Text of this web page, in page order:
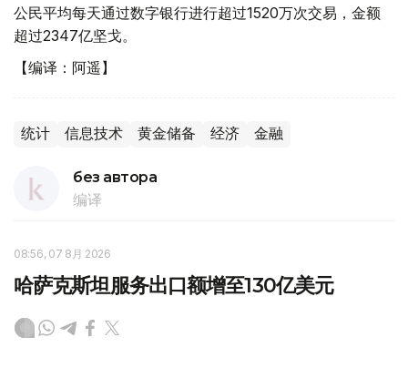
公民平均每天通过数字银行进行超过1520万次交易，金额
超过2347亿坚戈。
【编译：阿遥】
统计 信息技术 黄金储备 经济 金融
без автора
编译
08:56, 07 8月 2026
哈萨克斯坦服务出口额增至130亿美元